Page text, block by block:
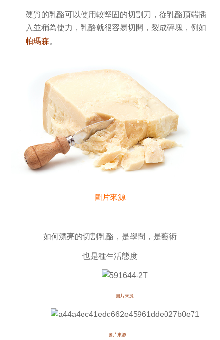
硬質的乳酪可以使用較堅固的切割刀，從乳酪頂端插
入並稍為使力，乳酪就很容易切開，裂成碎塊，例如
帕瑪森。
圖片來源
如何漂亮的切割乳酪，是學問，是藝術
也是種生活態度
圖片來源
圖片來源